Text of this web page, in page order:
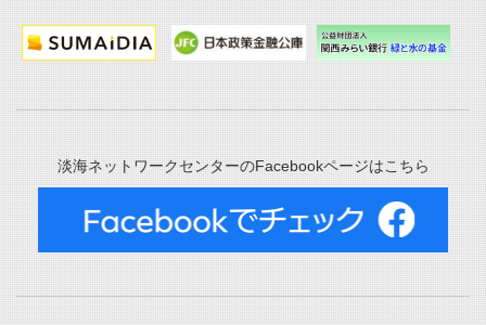
淡海ネットワークセンターのFacebookページはこちら